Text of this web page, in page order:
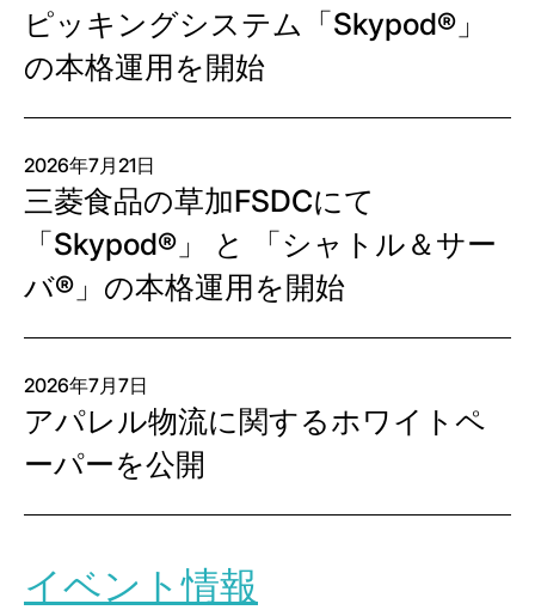
ピッキングシステム「Skypod®」
の本格運用を開始
2026年7月21日
三菱食品の草加FSDCにて
「Skypod®」 と 「シャトル＆サー
バ®」の本格運用を開始
2026年7月7日
アパレル物流に関するホワイトペ
ーパーを公開
イベント情報